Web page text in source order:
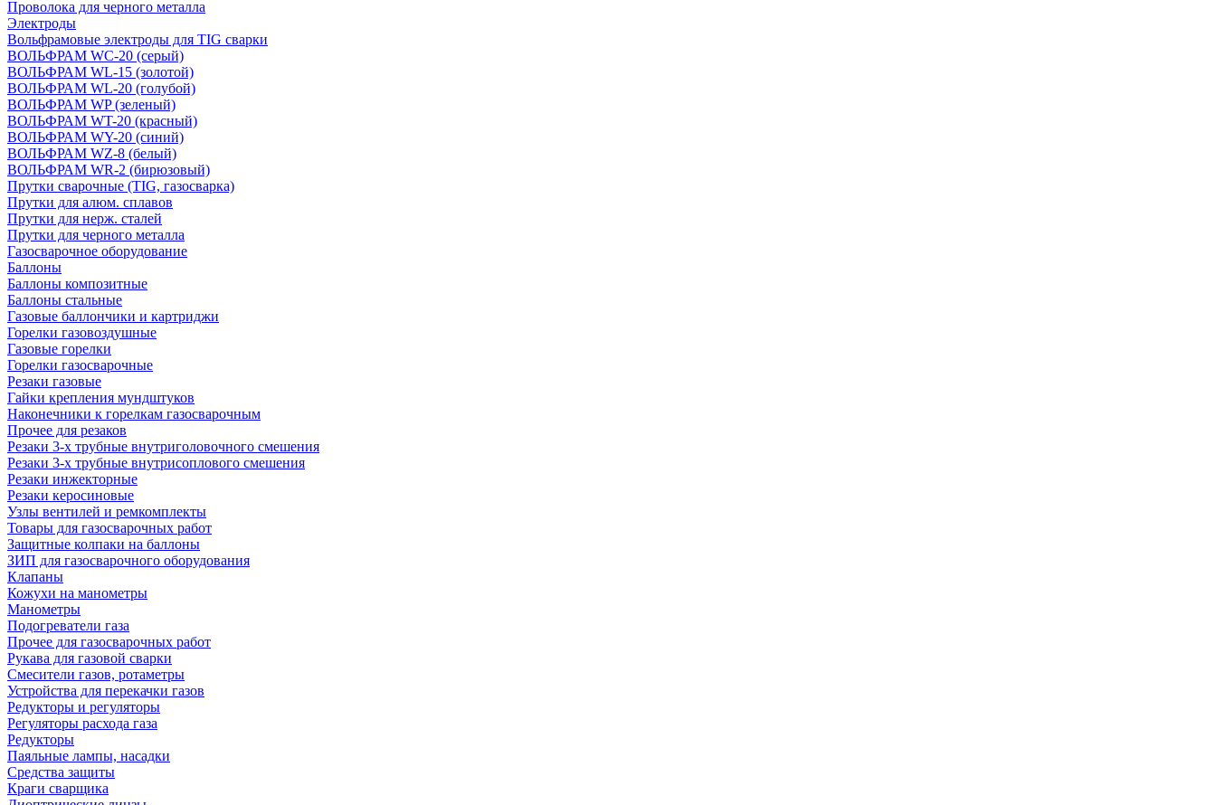
Проволока для черного металла
Электроды
Вольфрамовые электроды для TIG сварки
ВОЛЬФРАМ WC-20 (серый)
ВОЛЬФРАМ WL-15 (золотой)
ВОЛЬФРАМ WL-20 (голубой)
ВОЛЬФРАМ WP (зеленый)
ВОЛЬФРАМ WT-20 (красный)
ВОЛЬФРАМ WY-20 (синий)
ВОЛЬФРАМ WZ-8 (белый)
ВОЛЬФРАМ WR-2 (бирюзовый)
Прутки сварочные (TIG, газосварка)
Прутки для алюм. сплавов
Прутки для нерж. сталей
Прутки для черного металла
Газосварочное оборудование
Баллоны
Баллоны композитные
Баллоны стальные
Газовые баллончики и картриджи
Горелки газовоздушные
Газовые горелки
Горелки газосварочные
Резаки газовые
Гайки крепления мундштуков
Наконечники к горелкам газосварочным
Прочее для резаков
Резаки 3-х трубные внутриголовочного смешения
Резаки 3-х трубные внутрисоплового смешения
Резаки инжекторные
Резаки керосиновые
Узлы вентилей и ремкомплекты
Товары для газосварочных работ
Защитные колпаки на баллоны
ЗИП для газосварочного оборудования
Клапаны
Кожухи на манометры
Манометры
Подогреватели газа
Прочее для газосварочных работ
Рукава для газовой сварки
Смесители газов, ротаметры
Устройства для перекачки газов
Редукторы и регуляторы
Регуляторы расхода газа
Редукторы
Паяльные лампы, насадки
Средства защиты
Краги сварщика